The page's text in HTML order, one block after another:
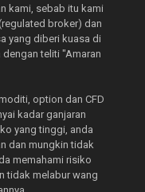
kami, sebab itu kami
broker) dan
yang diberi kuasa di
teliti "Amaran
option dan CFD
kadar ganjaran
yang tinggi, anda
dan mungkin tidak
memahami risiko
tidak melabur wang